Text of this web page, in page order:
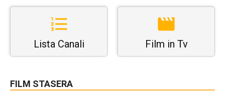
Lista Canali Film in Tv
FILM STASERA